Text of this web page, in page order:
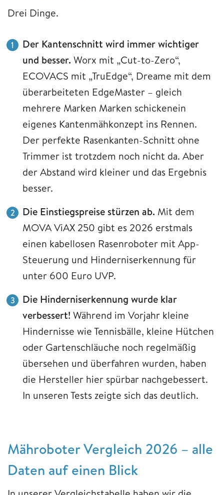
Drei Dinge.
Der Kantenschnitt wird immer wichtiger
und besser. Worx mit „Cut-to-Zero“,
ECOVACS mit „TruEdge“, Dreame mit dem
überarbeiteten EdgeMaster – gleich
mehrere Marken Marken schickenein
eigenes Kantenmähkonzept ins Rennen.
Der perfekte Rasenkanten-Schnitt ohne
Trimmer ist trotzdem noch nicht da. Aber
der Abstand wird kleiner und das Ergebnis
besser.
Die Einstiegspreise stürzen ab. Mit dem
MOVA ViAX 250 gibt es 2026 erstmals
einen kabellosen Rasenroboter mit App-
Steuerung und Hinderniserkennung für
unter 600 Euro UVP.
Die Hinderniserkennung wurde klar
verbessert! Während im Vorjahr kleine
Hindernisse wie Tennisbälle, kleine Hütchen
oder Gartenschläuche noch regelmäßig
übersehen und überfahren wurden, haben
die Hersteller hier spürbar nachgebessert.
In unseren Tests zeigte sich das deutlich.
Mähroboter Vergleich 2026 – alle
Daten auf einen Blick